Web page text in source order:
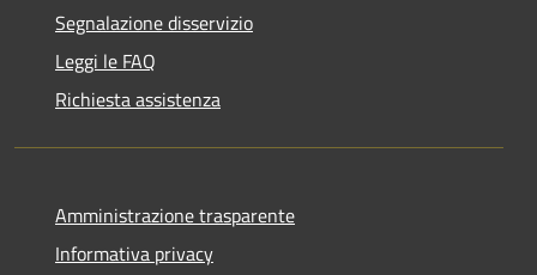
Segnalazione disservizio
Leggi le FAQ
Richiesta assistenza
Amministrazione trasparente
Informativa privacy